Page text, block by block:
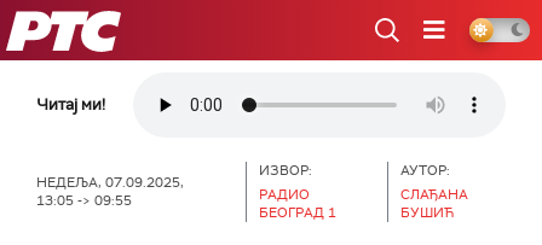
РТС
Читај ми!
НЕДЕЉА, 07.09.2025,
13:05 -> 09:55
ИЗВОР:
РАДИО
БЕОГРАД 1
АУТОР:
СЛАЂАНА
БУШИЋ